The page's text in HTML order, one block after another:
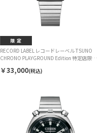
RECORD LABEL レコードレーベル TSUNO
CHRONO PLAYGROUND Edition 特定店限定
￥33,000(税込)